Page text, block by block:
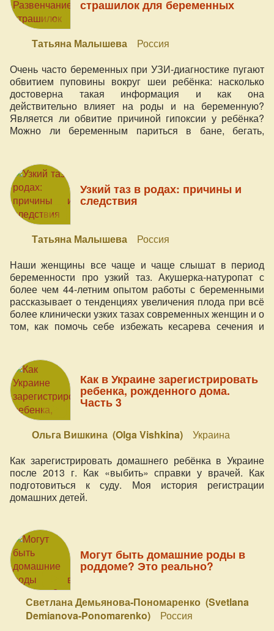
другие стереотипы развенчивает акушер-гинеколог,
врач-натуропат с более чем 44-летним опытом работы
с беременными и роженицами.
страшилок для беременных
Татьяна Малышева
Россия
Очень часто беременных при УЗИ-диагностике пугают
обвитием пуповины вокруг шеи ребёнка: насколько
достоверна такая информация и как она
действительно влияет на роды и на беременную?
Является ли обвитие причиной гипоксии у ребёнка?
Можно ли беременным париться в бане, бегать,
в этом видео отвечает Татьяна Малышева - акушер-
натуропат с более чем 44-летним опытом работы с
беременными и роженицамиУзкий таз в родах: причины и
следствия
Татьяна Малышева
Россия
Наши женщины все чаще и чаще слышат в период
беременности про узкий таз. Акушерка-натуропат с
более чем 44-летним опытом работы с беременными
рассказывает о тенденциях увеличения плода при всё
более клинически узких тазах современных женщин и о
том, как помочь себе избежать кесарева сечения и
Как в Украине зарегистрировать
ребенка, рожденного дома.
Часть 3
Ольга Вишкина (Olga Vishkina)
Украина
Как зарегистрировать домашнего ребёнка в Украине
после 2013 г. Как «выбить» справки у врачей. Как
подготовиться к суду. Моя история регистрации
домашних детей.
Могут быть домашние роды в
роддоме? Это реально?
Светлана Демьянова-Пономаренко (Svetlana
Demianova-Ponomarenko)
Россия